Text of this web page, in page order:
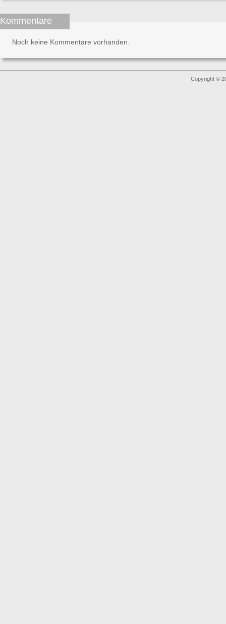
Kommentare
Noch keine Kommentare vorhanden.
Copyright ©